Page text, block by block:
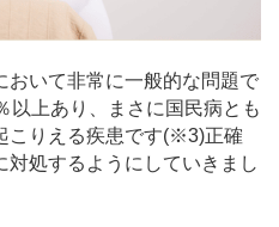
おいて非常に一般的な問題で
以上あり、まさに国民病とも
こりえる疾患です(※3)正確
処するようにしていきまし